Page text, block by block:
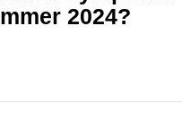
2024?